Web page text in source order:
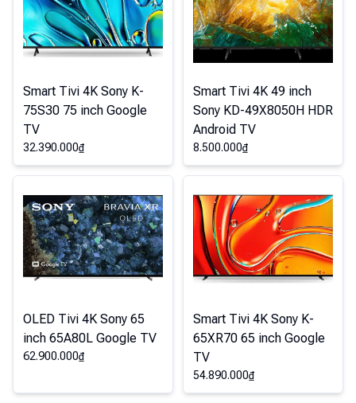
Smart Tivi 4K Sony K-
75S30 75 inch Google
TV
32.390.000₫
Smart Tivi 4K 49 inch
Sony KD-49X8050H HDR
Android TV
8.500.000₫
OLED Tivi 4K Sony 65
inch 65A80L Google TV
62.900.000₫
Smart Tivi 4K Sony K-
65XR70 65 inch Google
TV
54.890.000₫